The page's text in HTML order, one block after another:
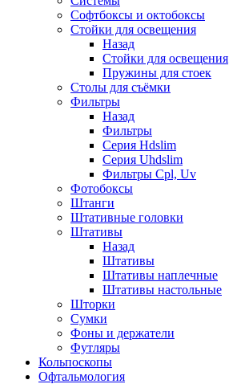
Софтбоксы и октобоксы
Стойки для освещения
Назад
Стойки для освещения
Пружины для стоек
Столы для съёмки
Фильтры
Назад
Фильтры
Серия Hdslim
Серия Uhdslim
Фильтры Cpl, Uv
Фотобоксы
Штанги
Штативные головки
Штативы
Назад
Штативы
Штативы наплечные
Штативы настольные
Шторки
Сумки
Фоны и держатели
Футляры
Кольпоскопы
Офтальмология